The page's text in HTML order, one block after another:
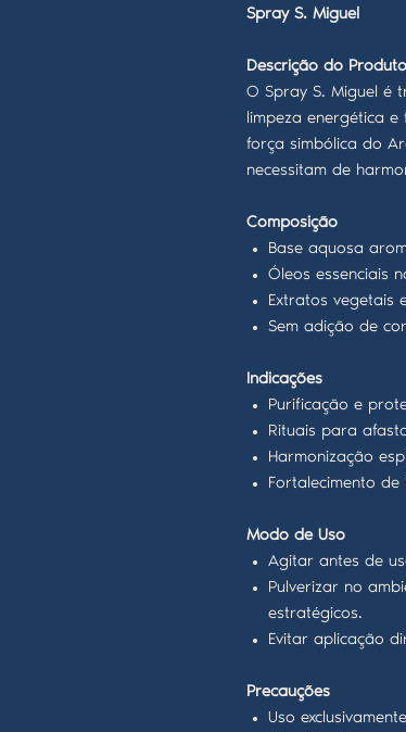
Spray S. Miguel
Descrição do Produto
O Spray S. Miguel é
limpeza energética e
força simbólica do
necessitam de
Composição
Base aquosa
Óleos essenciais
Extratos vegetais
Sem adição de
Indicações
Purificação e
Rituais para
Harmonização
Fortalecimento de
Modo de Uso
Agitar antes de
Pulverizar no
estratégicos.
Evitar aplicação
Precauções
Uso